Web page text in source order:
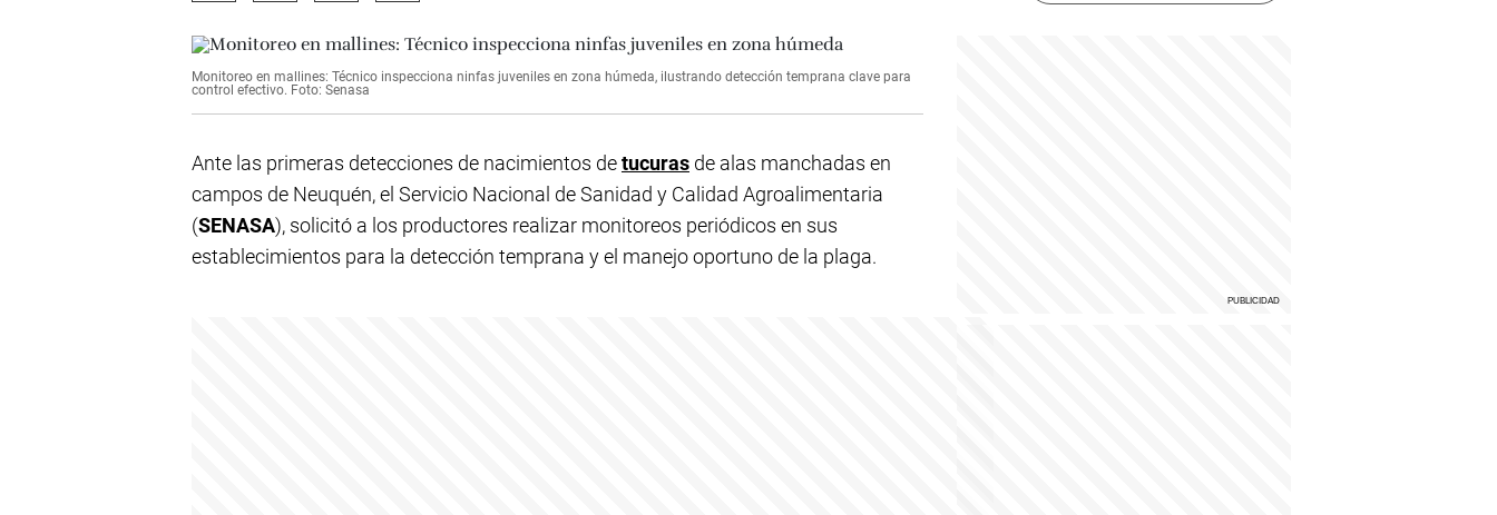
Monitoreo en mallines: Técnico inspecciona ninfas juveniles en zona húmeda, ilustrando detección temprana clave para
control efectivo. Foto: Senasa
Ante las primeras detecciones de nacimientos detucuras de alas manchadas en
campos de Neuquén, el Servicio Nacional de Sanidad y Calidad Agroalimentaria
(SENASA), solicitó a los productores realizar monitoreos periódicos en sus
establecimientos para la detección temprana y el manejo oportuno de la plaga.